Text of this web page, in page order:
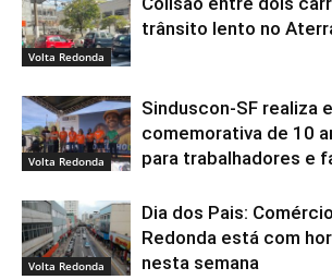
Volta Redonda
trânsito lento no
Volta Redonda
Sinduscon-SF realiza
comemorativa de 10
para trabalhadores e
Volta Redonda
Dia dos Pais:
Redonda está com
nesta semana